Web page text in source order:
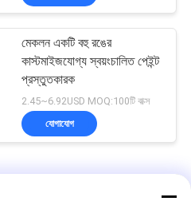
মেকলন একটি বহু রঙের
কাস্টমাইজযোগ্য স্বয়ংচালিত পেইন্ট
প্রস্তুতকারক
2.45~6.92USD MOQ:100টি বাক্স
যোগাযোগ